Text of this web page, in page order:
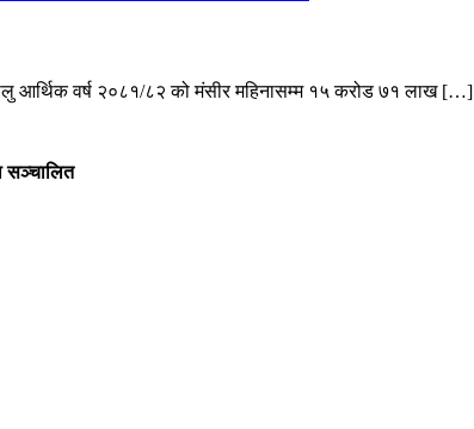
आर्थिक वर्ष २०८१/८२ को मंसीर महिनासम्म १५ करोड ७१ लाख […]
सञ्चालित